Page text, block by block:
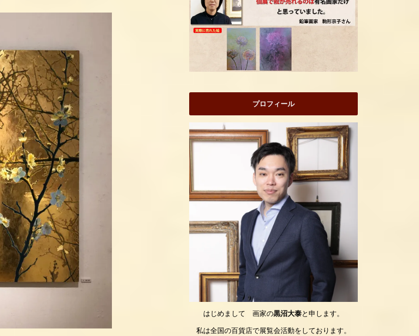
プロフィール
はじめまして 画家の黒沼大泰と申します。
私は全国の百貨店で展覧会活動をしております。